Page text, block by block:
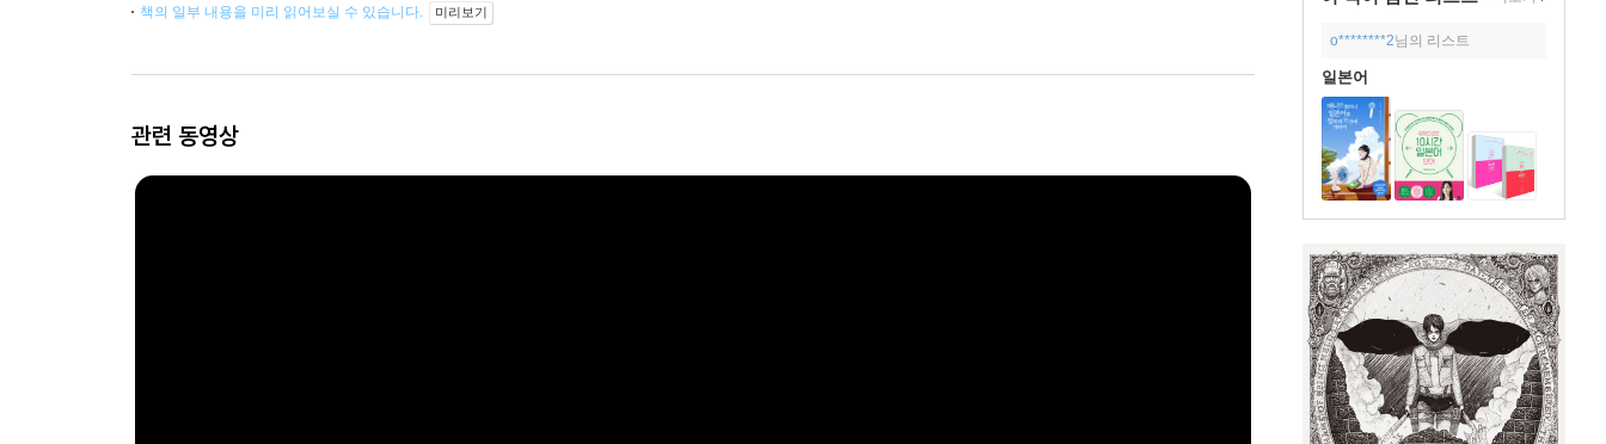
o********2님의 리스트
일본어
책의 일부 내용을 미리 읽어보실 수 있습니다. 미리보기
관련 동영상